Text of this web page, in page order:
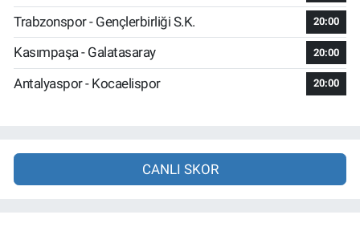
Trabzonspor - Gençlerbirliği S.K. 20:00
Kasımpaşa - Galatasaray 20:00
Antalyaspor - Kocaelispor 20:00
CANLI SKOR